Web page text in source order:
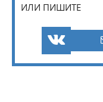
ИЛИ ПИШИТЕ